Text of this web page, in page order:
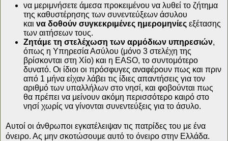
να μεριμνήσετε άμεσα προκειμένου να λυθεί το ζήτημα
της καθυστέρησης των συνεντεύξεων άσυλου
και να δοθούν συγκεκριμένες ημερομηνίες εξέτασης
των αιτήσεων τους.
Ζητάμε τη στελέχωση των αρμόδιων υπηρεσιών,
όπως η Υπηρεσία Ασύλου (μόνο 3 στελέχη της
βρίσκονται στη Χίο) και η EASO, το συντομότερο
δυνατό. Oι ίδιοι οι πρόσφυγες αναφέρουν πως και πριν
από 1 μήνα είχαν λάβει τις ίδιες απαντήσεις για τον
αριθμό των υπαλλήλων στο νησί, και φοβούνται πως
θα πρέπει να μείνουν ακόμη περισσότερο καιρό στο
νησί χωρίς να γίνονται συνεντεύξεις για το άσυλο.
Αυτοί οι άνθρωποι εγκατέλειψαν τις πατρίδες του με ένα
όνειρο. Ας μην σκοτώσουμε αυτό το όνειρο στην Ελλάδα.